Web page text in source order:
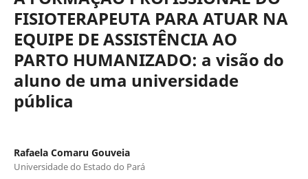
FISIOTERAPEUTA PARA ATUAR NA
EQUIPE DE ASSISTÊNCIA AO
PARTO HUMANIZADO: a visão do
aluno de uma universidade
pública
Rafaela Comaru Gouveia
Universidade do Estado do Pará